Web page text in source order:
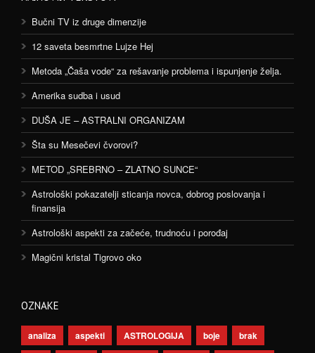
Bučni TV iz druge dimenzije
12 saveta besmrtne Lujze Hej
Metoda „Čaša vode“ za rešavanje problema i ispunjenje želja.
Amerika sudba i usud
DUŠA JE – ASTRALNI ORGANIZAM
Šta su Mesečevi čvorovi?
METOD „SREBRNO – ZLATNO SUNCE“
Astrološki pokazatelji sticanja novca, dobrog poslovanja i
finansija
Astrološki aspekti za začeće, trudnoću i porođaj
Magični kristal Tigrovo oko
OZNAKE
analiza aspekti ASTROLOGIJA boje
brak